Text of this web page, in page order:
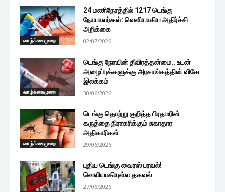
வாழ்க்கைமுறை
24 மணிநேரத்தில் 1217 டெங்கு
நோயாளர்கள்: வெளியாகிய அதிர்ச்சி
அறிக்கை
02/07/2026
வாழ்க்கைமுறை
டெங்கு நோயின் தீவிரத்தன்மை.. உடன்
அழைப்புக்களுக்கு அரசாங்கத்தின் விசேட
இலக்கம்
30/06/2026
வாழ்க்கைமுறை
டெங்கு தொற்று குறித்த பிரதமரின்
கருத்தை நிராகரிக்கும் சுகாதார
அதிகாரிகள்
29/06/2026
புதிய டெங்கு வைரஸ் பரவல்!
வெளியாகியுள்ள தகவல்
27/06/2026